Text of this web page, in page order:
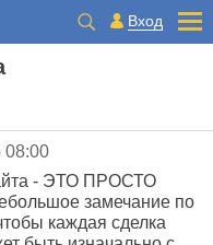
Вход
08:00
- ЭТО ПРОСТО
замечание по
каждая сделка